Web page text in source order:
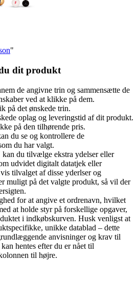
"
dit produkt
de angivne trin og sammensætte de
ved at klikke på dem.
på det ønskede trin.
oplag og leveringstid af dit produkt.
på den tilhørende pris.
du se og kontrollere de
du har valgt.
du tilvælge ekstra ydelser eller
udvidet digitalt datatjek eller
tilvalget af disse yderlser og
muligt på det valgte produkt, så vil der
for at angive et ordrenavn, hvilket
at holde styr på forskellige opgaver,
i indkøbskurven. Husk venligst at
unikke datablad – dette
anvisninger og krav til
hentes efter du er nået til
til højre.